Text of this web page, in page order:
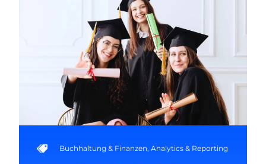
Buchhaltung & Finanzen,Analytics & Reporting